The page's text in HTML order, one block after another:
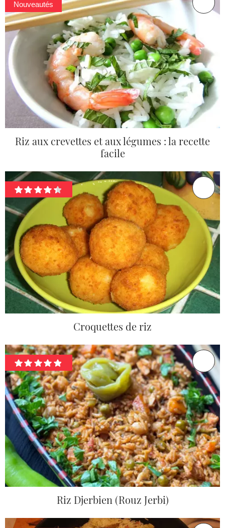
Nouveautés
Riz aux crevettes et aux légumes : la recette
facile
Croquettes de riz
Riz Djerbien (Rouz Jerbi)